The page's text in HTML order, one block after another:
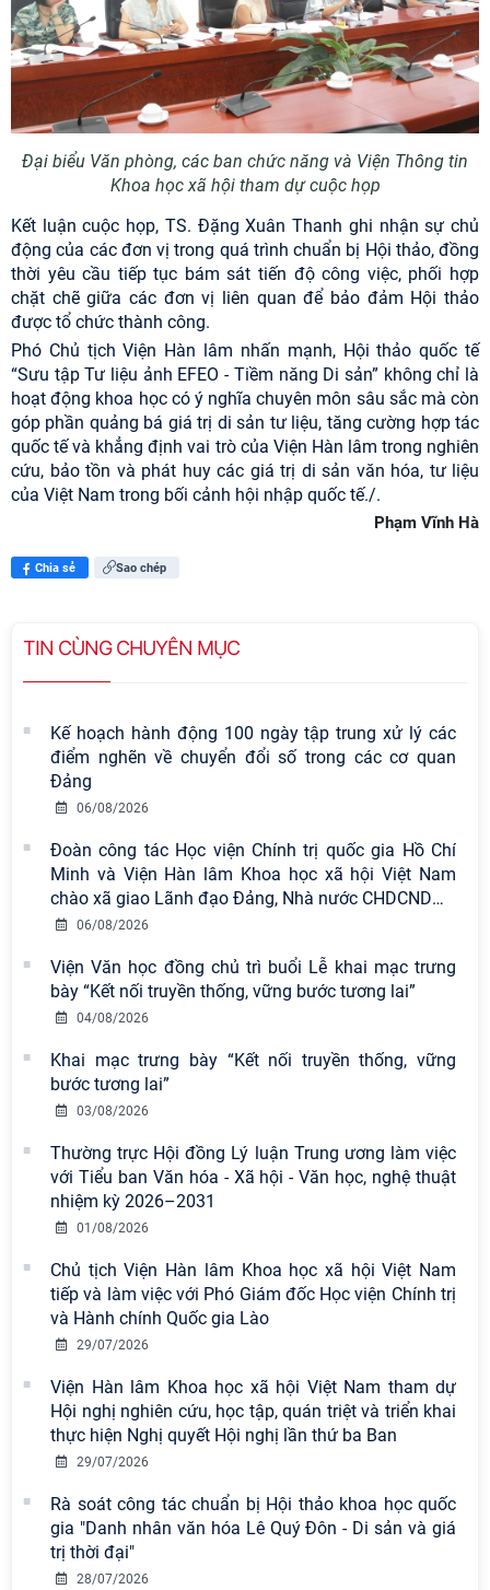
Đại biểu Văn phòng, các ban chức năng và Viện Thông tin
Khoa học xã hội tham dự cuộc họp
Kết luận cuộc họp, TS. Đặng Xuân Thanh ghi nhận sự chủ
động của các đơn vị trong quá trình chuẩn bị Hội thảo, đồng
thời yêu cầu tiếp tục bám sát tiến độ công việc, phối hợp
chặt chẽ giữa các đơn vị liên quan để bảo đảm Hội thảo
được tổ chức thành công.
Phó Chủ tịch Viện Hàn lâm nhấn mạnh, Hội thảo quốc tế
“Sưu tập Tư liệu ảnh EFEO - Tiềm năng Di sản” không chỉ là
hoạt động khoa học có ý nghĩa chuyên môn sâu sắc mà còn
góp phần quảng bá giá trị di sản tư liệu, tăng cường hợp tác
quốc tế và khẳng định vai trò của Viện Hàn lâm trong nghiên
cứu, bảo tồn và phát huy các giá trị di sản văn hóa, tư liệu
của Việt Nam trong bối cảnh hội nhập quốc tế./.
Phạm Vĩnh Hà
Chia sẻ Sao chép
TIN CÙNG CHUYÊN MỤC
Kế hoạch hành động 100 ngày tập trung xử lý các
điểm nghẽn về chuyển đổi số trong các cơ quan
Đảng
06/08/2026
Đoàn công tác Học viện Chính trị quốc gia Hồ Chí
Minh và Viện Hàn lâm Khoa học xã hội Việt Nam
chào xã giao Lãnh đạo Đảng, Nhà nước CHDCND…
06/08/2026
Viện Văn học đồng chủ trì buổi Lễ khai mạc trưng
bày “Kết nối truyền thống, vững bước tương lai”
04/08/2026
Khai mạc trưng bày “Kết nối truyền thống, vững
bước tương lai”
03/08/2026
Thường trực Hội đồng Lý luận Trung ương làm việc
với Tiểu ban Văn hóa - Xã hội - Văn học, nghệ thuật
nhiệm kỳ 2026–2031
01/08/2026
Chủ tịch Viện Hàn lâm Khoa học xã hội Việt Nam
tiếp và làm việc với Phó Giám đốc Học viện Chính trị
và Hành chính Quốc gia Lào
29/07/2026
Viện Hàn lâm Khoa học xã hội Việt Nam tham dự
Hội nghị nghiên cứu, học tập, quán triệt và triển khai
thực hiện Nghị quyết Hội nghị lần thứ ba Ban
29/07/2026
Rà soát công tác chuẩn bị Hội thảo khoa học quốc
gia "Danh nhân văn hóa Lê Quý Đôn - Di sản và giá
trị thời đại"
28/07/2026
Viện Hàn lâm Khoa học xã hội Việt
Nam có 02 tác phẩm đạt giải khuyến
khích tại Cuộc thi chính luận bảo vệ
nền tảng tư tưởng của Đảng năm
2026
Chi bộ Viện Sử học tổ chức Tọa đàm
chuyên đề: Đẩy mạnh học tập, thực
hành tư tưởng, đạo đức, phương
pháp, phong cách Hồ Chí Minh trong
Hội thảo khoa học quốc tế “Không
gian phát triển Việt Nam trong kỷ
nguyên mới: Định hướng chiến lược
vào thứ ba, ngày 28/7/2026
Tọa đàm Giao lưu chuyên đề về
những kinh nghiệm quan trọng của
Cộng sản Việt Nam trong lãnh đạo
sự nghiệp xây dựng chủ nghĩa xã hội
Hội nghị Lãnh đạo Viện Hàn lâm